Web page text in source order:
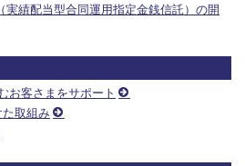
績配当型合同運用指定金銭信託）の開
お客さまをサポート
取組み